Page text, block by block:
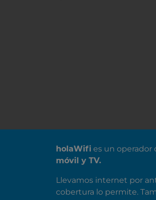
holaWifi es un operador
móvil y TV.
Llevamos internet por
cobertura lo permite.